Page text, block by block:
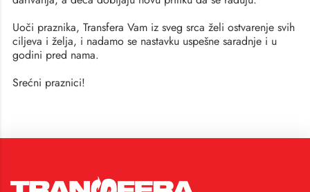
Uoči praznika, Transfera Vam iz sveg srca želi ostvarenje svih
ciljeva i želja, i nadamo se nastavku uspešne saradnje i u
godini pred nama.
Srećni praznici!